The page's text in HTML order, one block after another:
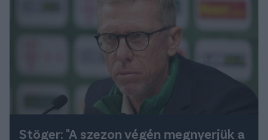
Stöger: "A szezon végén megnyerjük a